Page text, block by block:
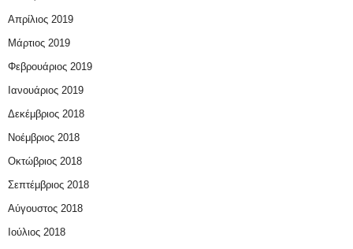
Απρίλιος 2019
Μάρτιος 2019
Φεβρουάριος 2019
Ιανουάριος 2019
Δεκέμβριος 2018
Νοέμβριος 2018
Οκτώβριος 2018
Σεπτέμβριος 2018
Αύγουστος 2018
Ιούλιος 2018